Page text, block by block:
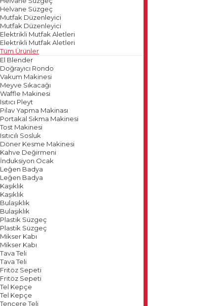
Helvane Süzgeç
Mutfak Düzenleyici
Mutfak Düzenleyici
Elektrikli Mutfak Aletleri
Elektrikli Mutfak Aletleri
Tüm Ürünler
El Blender
Doğrayıcı Rondo
Vakum Makinesi
Meyve Sıkacağı
Waffle Makinesi
Isıtıcı Pleyt
Pilav Yapma Makinası
Portakal Sıkma Makinesi
Tost Makinesi
Isıtıcılı Sosluk
Döner Kesme Makinesi
Kahve Değirmeni
İnduksiyon Ocak
Leğen Badya
Leğen Badya
Kaşıklık
Kaşıklık
Bulaşıklık
Bulaşıklık
Plastik Süzgeç
Plastik Süzgeç
Mikser Kabı
Mikser Kabı
Tava Teli
Tava Teli
Fritöz Sepeti
Fritöz Sepeti
Tel Kepçe
Tel Kepçe
Tencere Teli